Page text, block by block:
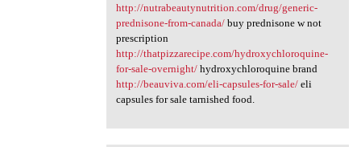
http://nutrabeautynutrition.com/drug/generic-
prednisone-from-canada/buy prednisone w not
prescription
http://thatpizzarecipe.com/hydroxychloroquine-
for-sale-overnight/hydroxychloroquine brand
http://beauviva.com/eli-capsules-for-sale/eli
capsules for sale tarnished food.